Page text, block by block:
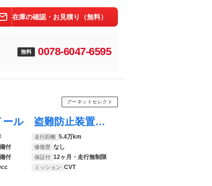
在庫の確認・お見積り（無料）
無料 0078-6047-6595
グーネットセレクト
ＲＡＶ４ ＰＨＶ Ｇ 電動シート アルミホイール 盗難防止装置 横滑り防止機能 フルセグＴＶ ドライブレコーダー キーレス ＡＣ１００Ｖ オートクルーズコントロール スマートキー 記録簿 プリクラッシュセーフティ ４ＷＤ
走行距離 5.4万km
付 修復歴 なし
付 保証付 12ヶ月・走行無制限
ミッション CVT